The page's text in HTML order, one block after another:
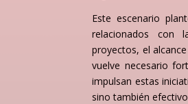
Este escenario
relacionados con
proyectos, el
vuelve necesario
impulsan estas
sino también